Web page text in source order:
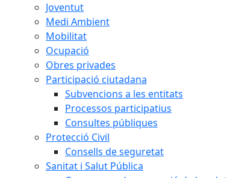
Joventut
Medi Ambient
Mobilitat
Ocupació
Obres privades
Participació ciutadana
Subvencions a les entitats
Processos participatius
Consultes públiques
Protecció Civil
Consells de seguretat
Sanitat i Salut Pública